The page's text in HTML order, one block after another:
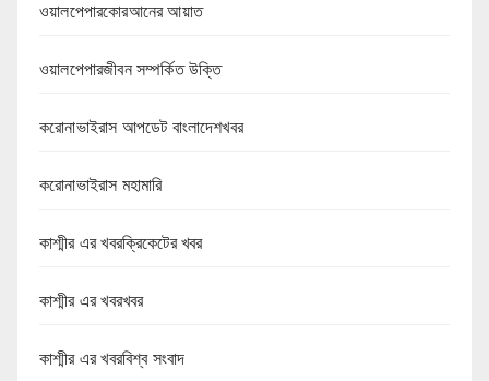
ওয়ালপেপারকোরআনের আয়াত
ওয়ালপেপারজীবন সম্পর্কিত উক্তি
করোনাভাইরাস আপডেট বাংলাদেশখবর
করোনাভাইরাস মহামারি
কাশ্মীর এর খবরক্রিকেটের খবর
কাশ্মীর এর খবরখবর
কাশ্মীর এর খবরবিশ্ব সংবাদ